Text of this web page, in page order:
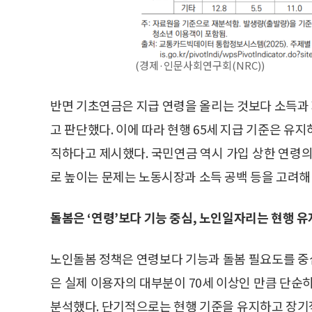
(경제·인문사회연구회(NRC))
반면 기초연금은 지급 연령을 올리는 것보다 소득
고 판단했다. 이에 따라 현행 65세 지급 기준은 유
직하다고 제시했다. 국민연금 역시 가입 상한 연령
로 높이는 문제는 노동시장과 소득 공백 등을 고려
돌봄은 ‘연령’보다 기능 중심, 노인일자리는 현행 유
노인돌봄 정책은 연령보다 기능과 돌봄 필요도를
은 실제 이용자의 대부분이 70세 이상인 만큼 단순
분석했다. 단기적으로는 현행 기준을 유지하고 장